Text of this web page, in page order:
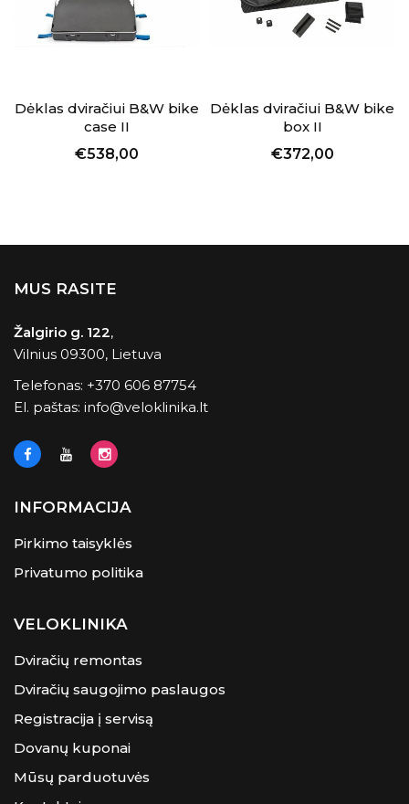
Dėklas dviračiui B&W bike
case II
€538,00
Dėklas dviračiui B&W bike
box II
€372,00
MUS RASITE
Žalgirio g. 122,
Vilnius 09300, Lietuva
Telefonas: +370 606 87754
El. paštas: info@veloklinika.lt
INFORMACIJA
Pirkimo taisyklės
Privatumo politika
VELOKLINIKA
Dviračių remontas
Dviračių saugojimo paslaugos
Registracija į servisą
Dovanų kuponai
Mūsų parduotuvės